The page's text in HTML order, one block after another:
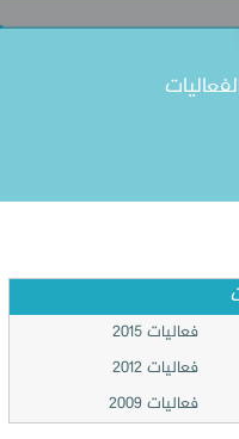
فعاليات 2015
فعاليات 2012
فعاليات 2009